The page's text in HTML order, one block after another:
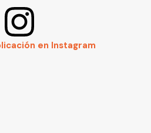
en Instagram